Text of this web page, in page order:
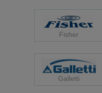
Fisher
Galletti